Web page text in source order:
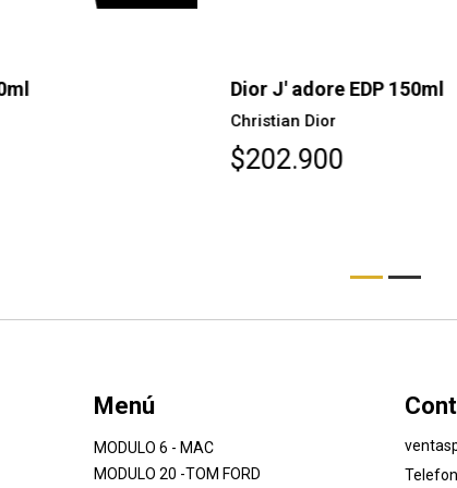
Dior J' adore EDP 150ml
Christian Dior
$202.900
Menú
MODULO 6 - MAC
MODULO 20 -TOM FORD